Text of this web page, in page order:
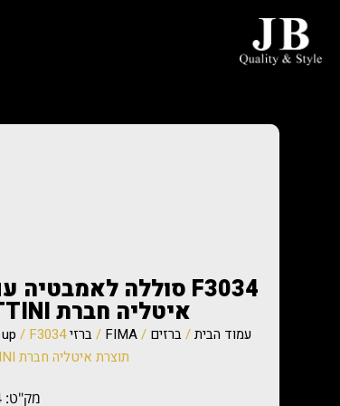
איטליה חברת FIMA CARLO FRATTINI
עמוד הבית/ברזים /
FIMA
/ברזי Spillo up
תוצרת איטליה חברת FIMA CARLO FRATTINI
מק"ט: F3034